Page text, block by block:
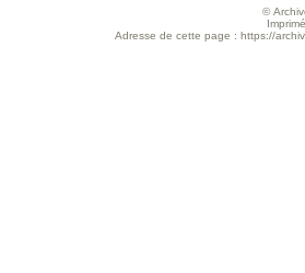
©
Adresse de cette page : https://